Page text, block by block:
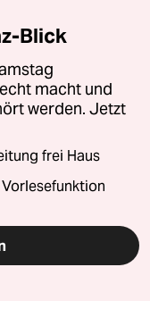
Blick
macht und
werden. Jetzt
frei Haus